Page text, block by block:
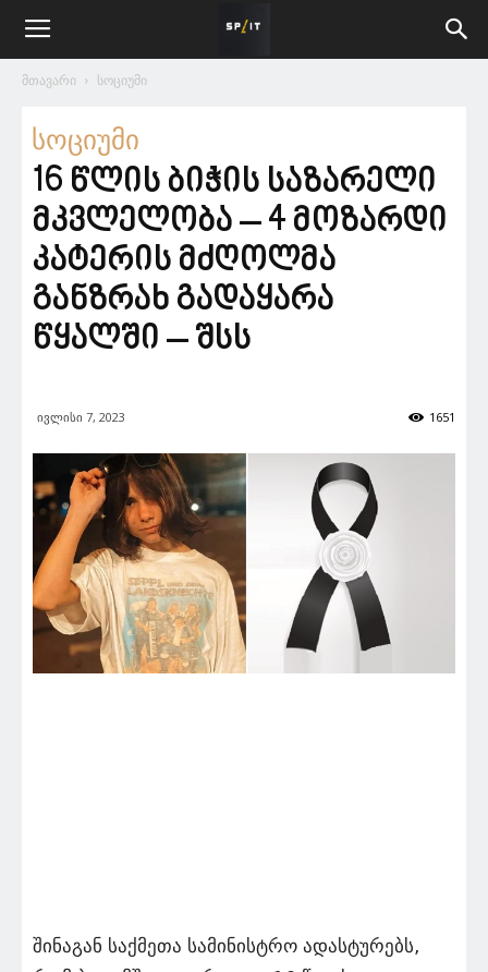
მთავარი სოციუმი
სოციუმი
16 წლის ბიჭის საზარელი
მკვლელობა – 4 მოზარდი
კატერის მძღოლმა
განზრახ გადაყარა
წყალში – შსს
ივლისი 7, 2023 1651
შინაგან საქმეთა სამინისტრო ადასტურებს,